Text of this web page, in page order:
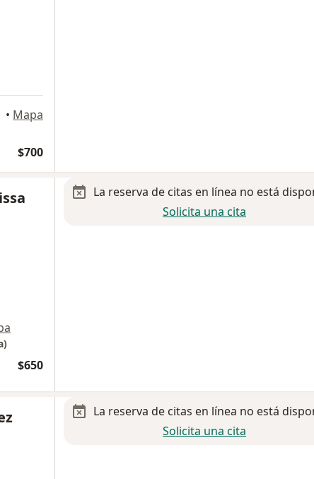
• Mapa
$700
$650
La reserva de citas en línea no está
Solicita una cita
La reserva de citas en línea no está
Solicita una cita